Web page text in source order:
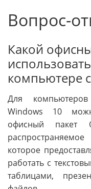
Вопрос-
Какой
компьютере
Для
Windows 10
офисный пакет
которое
работать с
таблицами,